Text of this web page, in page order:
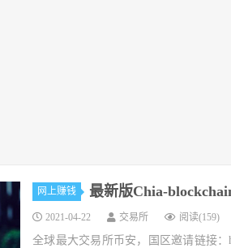
网上赚钱 最新版Chia-
2021-04-22 交易所 阅读(159)
全球最大交易所币安，国区邀请链接：